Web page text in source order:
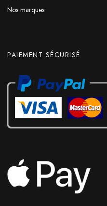
Nos marques
PAIEMENT SÉCURISÉ